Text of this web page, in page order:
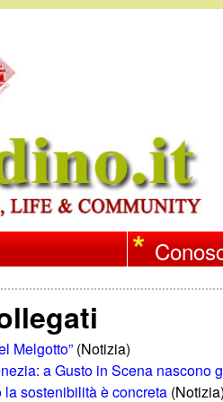
Melgotto” (Notizia)
a Gusto in Scena nascono
sostenibilità è concreta (Notizia)